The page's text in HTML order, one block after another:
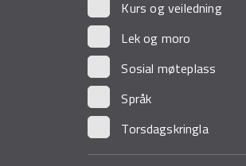
Kurs og veiledning
Lek og moro
Sosial møteplass
Språk
Torsdagskringla